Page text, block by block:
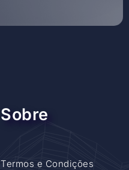
Sobre
Termos e Condições